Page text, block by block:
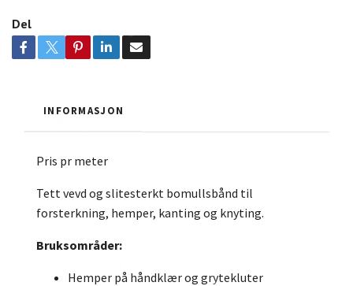
Del
INFORMASJON
Pris pr meter
Tett vevd og slitesterkt bomullsbånd til
forsterkning, hemper, kanting og knyting.
Bruksområder:
Hemper på håndklær og grytekluter